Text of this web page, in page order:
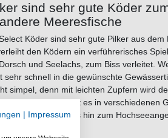
sind sehr gute Köder
Meeresfische
Köder sind sehr gute Pilker aus dem
den Ködern ein verführerisches
und Seelachs, zum Biss verleitet.
schnell in die gewünschte
simpel, denn mit leichten Zupfern wird
Select Pilker gibt es in verschiedenen
der Ostsee bis hin zum
Impressum